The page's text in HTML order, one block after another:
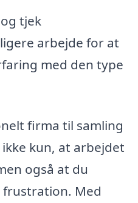
tjek
arbejde for at
med den type
firma til samling
kun, at arbejdet
også at du
Med